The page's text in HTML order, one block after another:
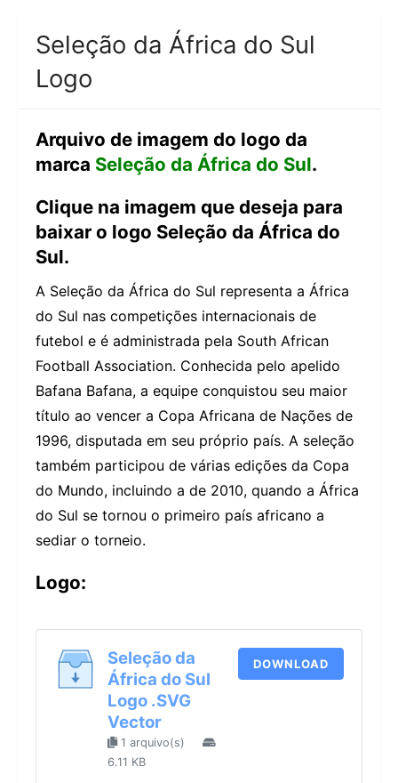
Seleção da África do Sul
Logo
Arquivo de imagem do logo da
marca Seleção da África do Sul.
Clique na imagem que deseja para
baixar o logo Seleção da África do
Sul.
A Seleção da África do Sul representa a África
do Sul nas competições internacionais de
futebol e é administrada pela South African
Football Association. Conhecida pelo apelido
Bafana Bafana, a equipe conquistou seu maior
título ao vencer a Copa Africana de Nações de
1996, disputada em seu próprio país. A seleção
também participou de várias edições da Copa
do Mundo, incluindo a de 2010, quando a África
do Sul se tornou o primeiro país africano a
sediar o torneio.
Logo:
Seleção da
África do Sul
Logo .SVG
Vector
1 arquivo(s)
6.11 KB
DOWNLOAD